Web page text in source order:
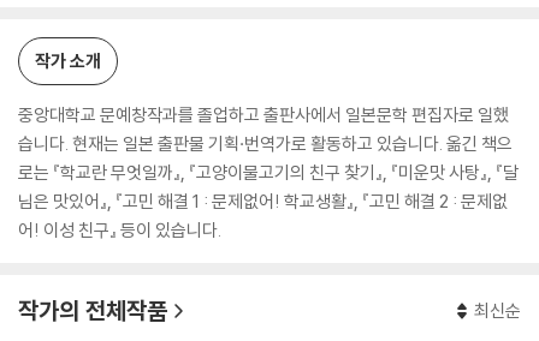
작가 소개
중앙대학교 문예창작과를 졸업하고 출판사에서 일본문학 편집자로 일했
습니다. 현재는 일본 출판물 기획·번역가로 활동하고 있습니다. 옮긴 책으
로는 『학교란 무엇일까』, 『고양이물고기의 친구 찾기』, 『미운맛 사탕』, 『달
님은 맛있어』, 『고민 해결 1 : 문제없어! 학교생활』, 『고민 해결 2 : 문제없
어! 이성 친구』 등이 있습니다.
작가의 전체작품 최신순